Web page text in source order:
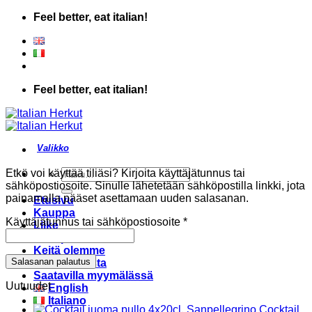
Skip
content
Feel better, eat italian!
Feel better, eat italian!
Etsi:
Etusivu
Kauppa
Liike
Keitä olemme
Ajankohtaista
Saatavilla myymälässä
English
Italiano
Etkö voi käyttää tiliäsi? Kirjoita käyttäjätunnus tai
sähköpostiosoite. Sinulle lähetetään sähköpostilla linkki, jota
painamalla pääset asettamaan uuden salasanan.
Käyttäjätunnus tai sähköpostiosoite *Vaaditaan
Salasanan palautus
Uutuudet
Cocktail